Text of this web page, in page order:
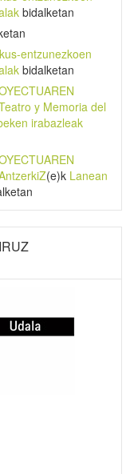
bidalketan
entzunezkoen
bidalketan
y Memoria del
irabazleak
(e)k Lanean